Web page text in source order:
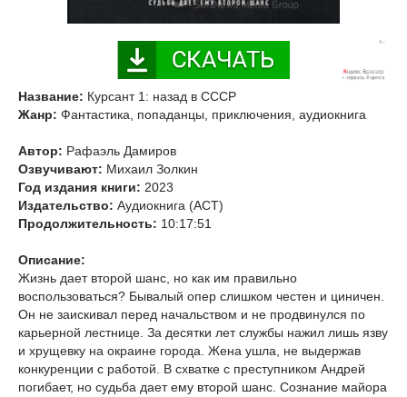
Название: Курсант 1: назад в СССР
Жанр: Фантастика, попаданцы, приключения, аудиокнига
Автор: Рафаэль Дамиров
Озвучивают: Михаил Золкин
Год издания книги: 2023
Издательство: Аудиокнига (АСТ)
Продолжительность: 10:17:51
Описание:
Жизнь дает второй шанс, но как им правильно
воспользоваться? Бывалый опер слишком честен и циничен.
Он не заискивал перед начальством и не продвинулся по
карьерной лестнице. За десятки лет службы нажил лишь язву
и хрущевку на окраине города. Жена ушла, не выдержав
конкуренции с работой. В схватке с преступником Андрей
погибает, но судьба дает ему второй шанс. Сознание майора